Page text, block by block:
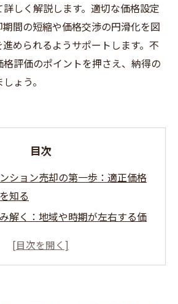
しく解説します。適切な価格設定
間の短縮や価格交渉の円滑化を図
められるようサポートします。不
評価のポイントを押さえ、納得の
ょう。
目次
ション売却の第一歩：適正価格
知る
解く：地域や時期が左右する価
格評価基準の違いとは？正しい